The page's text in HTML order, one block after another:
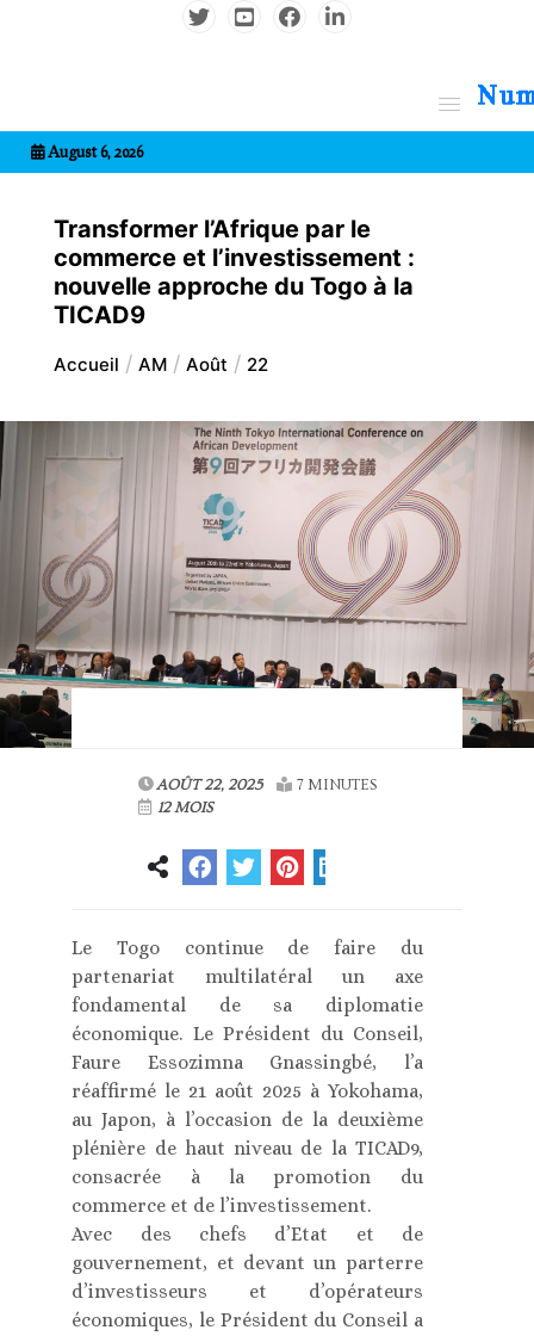
August 6, 2026
Transformer l’Afrique par le
commerce et l’investissement :
nouvelle approche du Togo à la
TICAD9
Accueil AM Août 22
AOÛT 22, 2025
7 MINUTES
12 MOIS
Le Togo continue de faire du
partenariat multilatéral un axe
fondamental de sa diplomatie
économique. Le Président du Conseil,
Faure Essozimna Gnassingbé, l’a
réaffirmé le 21 août 2025 à Yokohama,
au Japon, à l’occasion de la deuxième
plénière de haut niveau de la TICAD9,
consacrée à la promotion du
commerce et de l’investissement.
Avec des chefs d’Etat et de
gouvernement, et devant un parterre
d’investisseurs et d’opérateurs
économiques, le Président du Conseil a